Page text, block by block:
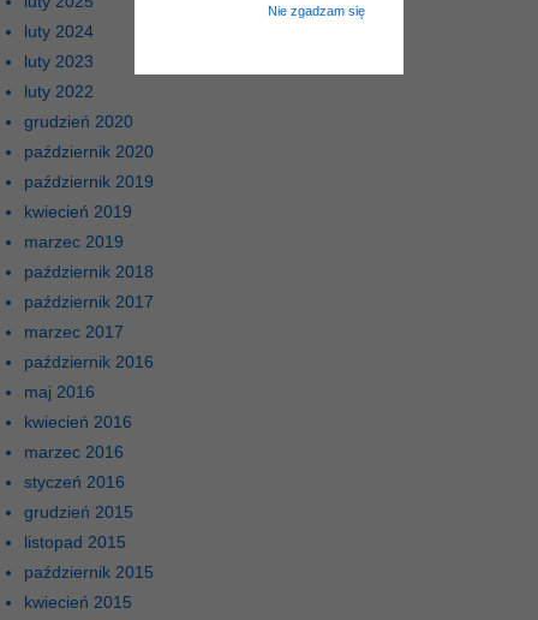
Nie zgadzam się
luty 2024
luty 2023
luty 2022
grudzień 2020
październik 2020
październik 2019
kwiecień 2019
marzec 2019
październik 2018
październik 2017
marzec 2017
październik 2016
maj 2016
kwiecień 2016
marzec 2016
styczeń 2016
grudzień 2015
listopad 2015
październik 2015
kwiecień 2015